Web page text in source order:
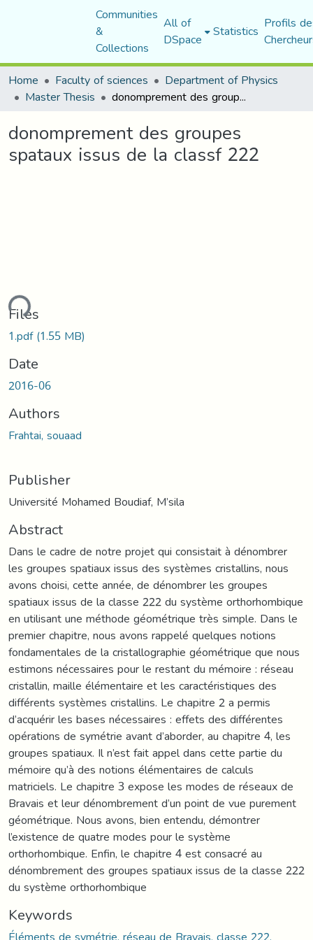
Communities
&
Collections
All of
DSpace Statistics Profils
Home
Faculty of sciences Department of Physics
Master Thesis donomprement des groupes spataux issus de la classf 222
donomprement des groupes
spataux issus de la classf 222
Files
1.pdf(1.55 MB)
Date
2016-06
Authors
Frahtai, souaad
Publisher
Université Mohamed Boudiaf, M’sila
Abstract
Dans le cadre de notre projet qui consistait à dénombrer
les groupes spatiaux issus des systèmes cristallins, nous
avons choisi, cette année, de dénombrer les groupes
spatiaux issus de la classe 222 du système orthorhombique
en utilisant une méthode géométrique très simple. Dans le
premier chapitre, nous avons rappelé quelques notions
fondamentales de la cristallographie géométrique que nous
estimons nécessaires pour le restant du mémoire : réseau
cristallin, maille élémentaire et les caractéristiques des
différents systèmes cristallins. Le chapitre 2 a permis
d’acquérir les bases nécessaires : effets des différentes
opérations de symétrie avant d’aborder, au chapitre 4, les
groupes spatiaux. Il n’est fait appel dans cette partie du
mémoire qu’à des notions élémentaires de calculs
matriciels. Le chapitre 3 expose les modes de réseaux de
Bravais et leur dénombrement d’un point de vue purement
géométrique. Nous avons, bien entendu, démontrer
l’existence de quatre modes pour le système
orthorhombique. Enfin, le chapitre 4 est consacré au
dénombrement des groupes spatiaux issus de la classe 222
du système orthorhombique
Keywords